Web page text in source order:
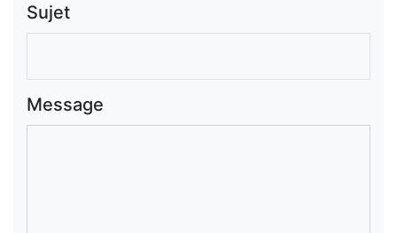
Sujet
Message